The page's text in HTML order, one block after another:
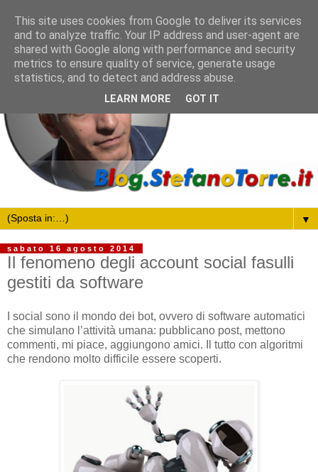
▼
sabato 16 agosto 2014
Il fenomeno degli account social fasulli
gestiti da software
I social sono il mondo dei bot, ovvero di software automatici
che simulano l’attività umana: pubblicano post, mettono
commenti, mi piace, aggiungono amici. Il tutto con algoritmi
che rendono molto difficile essere scoperti.
This site uses cookies from Google to deliver its services
and to analyze traffic. Your IP address and user-agent are
shared with Google along with performance and security
metrics to ensure quality of service, generate usage
statistics, and to detect and address abuse.
LEARN MORE GOT IT